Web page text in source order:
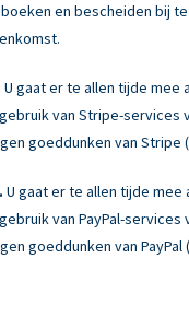
en bescheiden bij
U gaat er te allen tijde mee
van Stripe-
goeddunken van
U gaat er te allen tijde
van PayPal-
goeddunken van